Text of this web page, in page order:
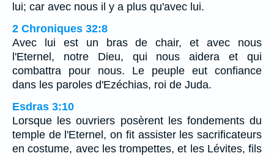
lui; car avec nous il y a plus qu'avec lui.
2 Chroniques 32:8
Avec lui est un bras de chair, et avec nous
l'Eternel, notre Dieu, qui nous aidera et qui
combattra pour nous. Le peuple eut confiance
dans les paroles d'Ezéchias, roi de Juda.
Esdras 3:10
Lorsque les ouvriers posèrent les fondements du
temple de l'Eternel, on fit assister les sacrificateurs
en costume, avec les trompettes, et les Lévites, fils